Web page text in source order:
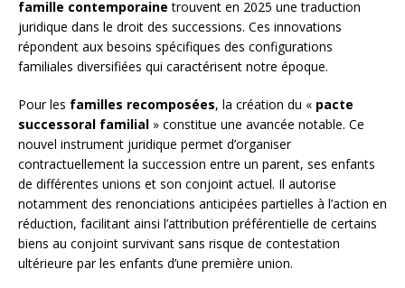
famille contemporaine trouvent en 2025 une traduction
juridique dans le droit des successions. Ces innovations
répondent aux besoins spécifiques des configurations
familiales diversifiées qui caractérisent notre époque.
Pour les familles recomposées, la création du « pacte
successoral familial » constitue une avancée notable. Ce
nouvel instrument juridique permet d’organiser
contractuellement la succession entre un parent, ses enfants
de différentes unions et son conjoint actuel. Il autorise
notamment des renonciations anticipées partielles à l’action en
réduction, facilitant ainsi l’attribution préférentielle de certains
biens au conjoint survivant sans risque de contestation
ultérieure par les enfants d’une première union.